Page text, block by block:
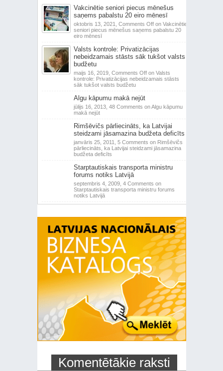
Vakcinētie seniori piecus mēnešus
saņems pabalstu 20 eiro mēnesī
oktobris 13, 2021, Comments Offon Vakcinētie
seniori piecus mēnešus saņems pabalstu 20
eiro mēnesī
Valsts kontrole: Privatizācijas
nebeidzamais stāsts sāk tukšot valsts
budžetu
maijs 16, 2019, Comments Offon Valsts
kontrole: Privatizācijas nebeidzamais stāsts
sāk tukšot valsts budžetu
Algu kāpumu makā nejūt
jūlijs 16, 2013, 48 Comments on Algu kāpumu
makā nejūt
Rimšēvičs pārliecināts, ka Latvijai
steidzami jāsamazina budžeta deficīts
janvāris 25, 2011, 5 Comments on Rimšēvičs
pārliecināts, ka Latvijai steidzami jāsamazina
budžeta deficīts
Starptautiskais transporta ministru
forums notiks Latvijā
septembris 4, 2009, 4 Comments on
Starptautiskais transporta ministru forums
notiks Latvijā
Komentētākie raksti